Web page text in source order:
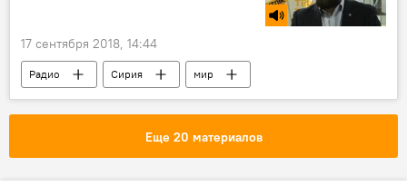
17 сентября 2018, 14:44
Радио Сирия мир
Еще 20 материалов